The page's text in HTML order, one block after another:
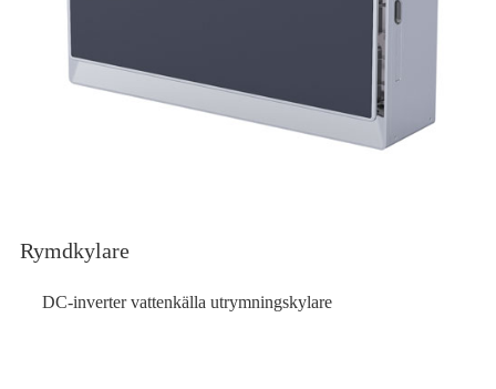
Rymdkylare
DC-inverter vattenkälla utrymningskylare